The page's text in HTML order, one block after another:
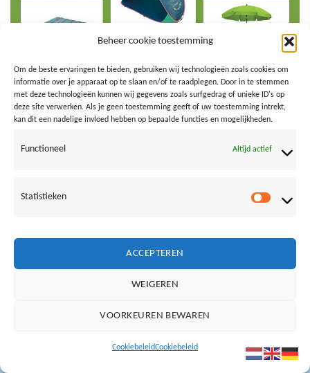
Beheer cookie toestemming
Om de beste ervaringen te bieden, gebruiken wij technologieën zoals cookies om
informatie over je apparaat op te slaan en/of te raadplegen. Door in te stemmen
met deze technologieën kunnen wij gegevens zoals surfgedrag of unieke ID's op
deze site verwerken. Als je geen toestemming geeft of uw toestemming intrekt,
kan dit een nadelige invloed hebben op bepaalde functies en mogelijkheden.
Functioneel Altijd actief
Statistieken
ACCEPTEREN
WEIGEREN
VOORKEUREN BEWAREN
CookiebeleidCookiebeleid
Both comments and trackbacks are currently closed.
←Previous
NOORDERLICHT BAZ24 SURFSCHOOL BERGEN AAN ZEE IVN
Copyright Loods aan Zee ©